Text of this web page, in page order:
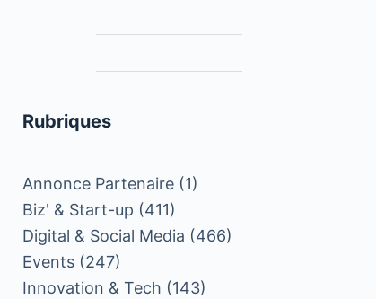
Rubriques
Annonce Partenaire (1)
Biz' & Start-up (411)
Digital & Social Media (466)
Events (247)
Innovation & Tech (143)